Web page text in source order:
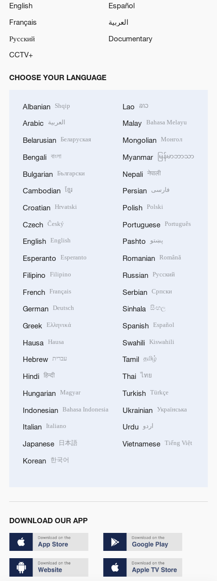
English
Español
Français
العربية
Русский
Documentary
CCTV+
CHOOSE YOUR LANGUAGE
Albanian Shqip
Arabic العربية
Belarusian Беларуская
Bengali বাংলা
Bulgarian Български
Cambodian ខ្មែរ
Croatian Hrvatski
Czech Český
English English
Esperanto Esperanto
Filipino Filipino
French Français
German Deutsch
Greek Ελληνικά
Hausa Hausa
Hebrew עברית
Hindi हिन्दी
Hungarian Magyar
Indonesian Bahasa Indonesia
Italian Italiano
Japanese 日本語
Korean 한국어
Lao ລາວ
Malay Bahasa Melayu
Mongolian Монгол
Myanmar မြန်မာဘာသာ
Nepali नेपाली
Persian فارسی
Polish Polski
Portuguese Português
Pashto پښتو
Romanian Română
Russian Русский
Serbian Српски
Sinhala සිංහල
Spanish Español
Swahili Kiswahili
Tamil தமிழ்
Thai ไทย
Turkish Türkçe
Ukrainian Українська
Urdu اردو
Vietnamese Tiếng Việt
DOWNLOAD OUR APP